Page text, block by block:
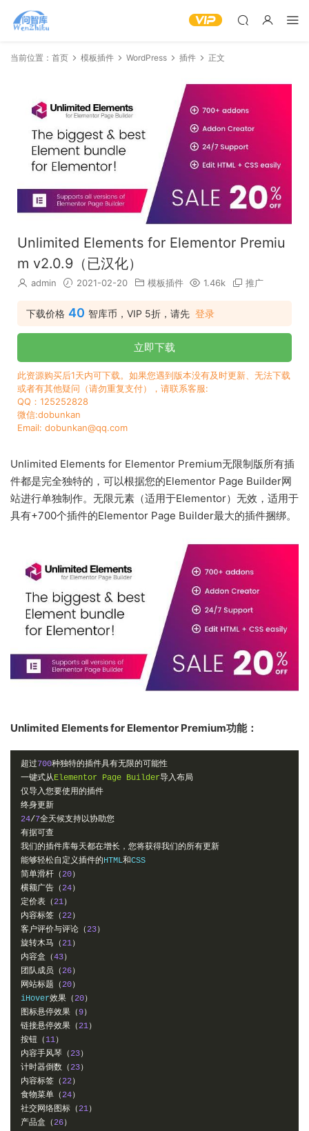
当前位置： 首页 模板插件 WordPress 插件 正文
Unlimited Elements for Elementor Premiu
m v2.0.9（已汉化）
admin 2021-02-20 模板插件 1.46k 推广
下载价格 40 智库币，VIP 5折，请先 登录
立即下载
此资源购买后1天内可下载。如果您遇到版本没有及时更新、无法下载
或者有其他疑问（请勿重复支付），请联系客服:
QQ：125252828
微信:dobunkan
Email: dobunkan@qq.com
Unlimited Elements for Elementor Premium无限制版所有插
件都是完全独特的，可以根据您的Elementor Page Builder网
站进行单独制作。无限元素（适用于Elementor）无效，适用于
具有+700个插件的Elementor Page Builder最大的插件捆绑。
Unlimited Elements for Elementor Premium功能：
超过700种独特的插件具有无限的可能性
一键式从Elementor Page Builder导入布局
仅导入您要使用的插件
终身更新
24/7全天候支持以协助您
有据可查
我们的插件库每天都在增长，您将获得我们的所有更新
能够轻松自定义插件的HTML和
简单滑杆（20）
横额广告（24）
定价表（21）
内容标签（22）
客户评价与评论（23）
旋转木马（21）
内容盒（43）
团队成员（26）
网站标题（20）
iHover效果（20）
图标悬停效果（9）
链接悬停效果（21）
按钮（ 11）
内容手风琴（23）
计时器倒数（23）
内容标签（22）
食物菜单（24）
社交网络图标（21）
产品盒（26）